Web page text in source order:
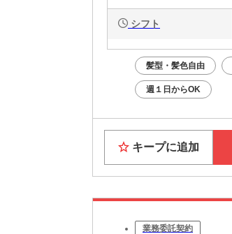
シフト
髪型・髪色自由
週１日からOK
キープに追加
業務委託契約